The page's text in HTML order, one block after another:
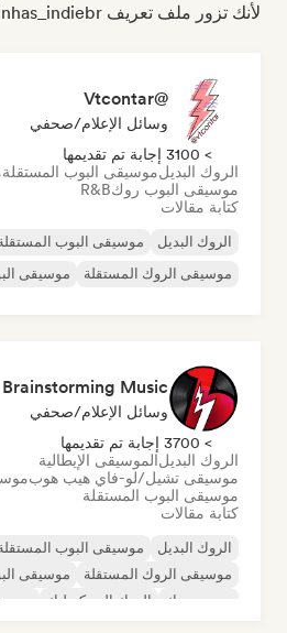
لأنك تزور ملف تعريف gordurinhas_indiebr
@Vtcontar
وسائل الإعلام/صحفي
> 3100 إجابة تم تقديمها
الروك البديلموسيقى البوب المستقلة
موسيقى البوب روكR&B
كتابة مقالات
الروك البديل
موسيقى البوب
موسيقى الروك المستقلة
موسيقى
Brainstorming Music
وسائل الإعلام/صحفي
> 3700 إجابة تم تقديمها
الروك البديلالموسيقى الإيطالية
موسيقى تشيل/لو-فاي هيب هوب
موسيقى البوب المستقلة
كتابة مقالات
الروك البديل
موسيقى البوب
موسيقى الروك المستقلة
موسيقى
بوست روك
الروك السيكديليك